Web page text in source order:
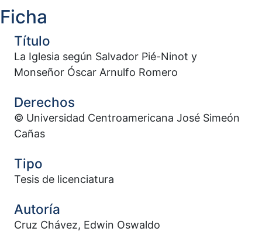
Ficha
Título
La Iglesia según Salvador Pié-Ninot y
Monseñor Óscar Arnulfo Romero
Derechos
© Universidad Centroamericana José Simeón
Cañas
Tipo
Tesis de licenciatura
Autoría
Cruz Chávez, Edwin Oswaldo